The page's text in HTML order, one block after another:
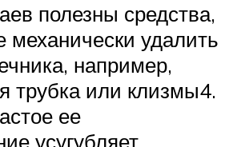
полезны средства,
удалить
например,
трубка или клизмы4.
ее
усугубляет